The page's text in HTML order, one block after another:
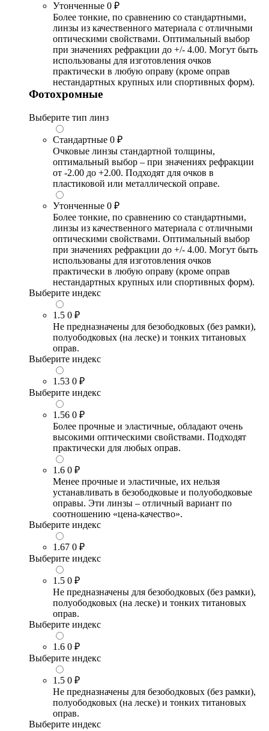
Утонченные 0 ₽
Более тонкие, по сравнению со стандартными,
линзы из качественного материала с отличными
оптическими свойствами. Оптимальный выбор
при значениях рефракции до +/- 4.00. Могут быть
использованы для изготовления очков
практически в любую оправу (кроме оправ
нестандартных крупных или спортивных форм).
Фотохромные
Выберите тип линз
Стандартные 0 ₽
Очковые линзы стандартной толщины,
оптимальный выбор – при значениях рефракции
от -2.00 до +2.00. Подходят для очков в
пластиковой или металлической оправе.
Утонченные 0 ₽
Более тонкие, по сравнению со стандартными,
линзы из качественного материала с отличными
оптическими свойствами. Оптимальный выбор
при значениях рефракции до +/- 4.00. Могут быть
использованы для изготовления очков
практически в любую оправу (кроме оправ
нестандартных крупных или спортивных форм).
Выберите индекс
1.5 0 ₽
Не предназначены для безободковых (без рамки),
полуободковых (на леске) и тонких титановых
оправ.
Выберите индекс
1.53 0 ₽
Выберите индекс
1.56 0 ₽
Более прочные и эластичные, обладают очень
высокими оптическими свойствами. Подходят
практически для любых оправ.
1.6 0 ₽
Менее прочные и эластичные, их нельзя
устанавливать в безободковые и полуободковые
оправы. Эти линзы – отличный вариант по
соотношению «цена-качество».
Выберите индекс
1.67 0 ₽
Выберите индекс
1.5 0 ₽
Не предназначены для безободковых (без рамки),
полуободковых (на леске) и тонких титановых
оправ.
Выберите индекс
1.6 0 ₽
Выберите индекс
1.5 0 ₽
Не предназначены для безободковых (без рамки),
полуободковых (на леске) и тонких титановых
оправ.
Выберите индекс